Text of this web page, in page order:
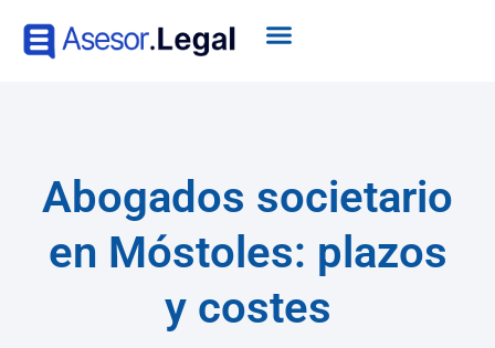
Abogados societario
en Móstoles: plazos
y costes